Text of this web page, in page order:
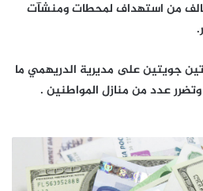
من استهداف لمحطات ومنشآت
جويتين على مديرية الدريهمي ما
عدد من منازل المواطنين .